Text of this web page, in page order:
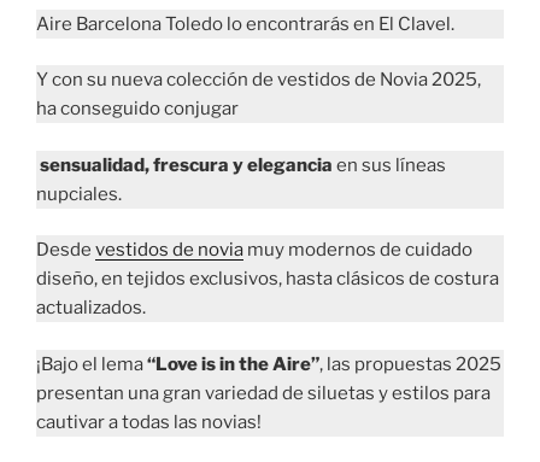
Aire Barcelona Toledo lo encontrarás en El Clavel.
Y con su nueva colección de vestidos de Novia 2025,
ha conseguido conjugar
sensualidad, frescura y elegancia en sus líneas
nupciales.
Desde vestidos de novia muy modernos de cuidado
diseño, en tejidos exclusivos, hasta clásicos de costura
actualizados.
¡Bajo el lema“Love is in the Aire”, las propuestas 2025
presentan una gran variedad de siluetas y estilos para
cautivar a todas las novias!